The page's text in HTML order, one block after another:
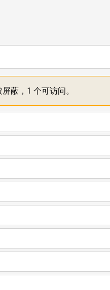
蔽，1 个可访问。